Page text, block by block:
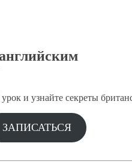
и узнайте секреты
ЗАПИСАТЬСЯ